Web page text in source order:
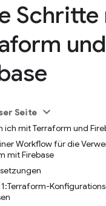
und
Seite
ich mit Terraform und
Workflow für die
mit Firebase